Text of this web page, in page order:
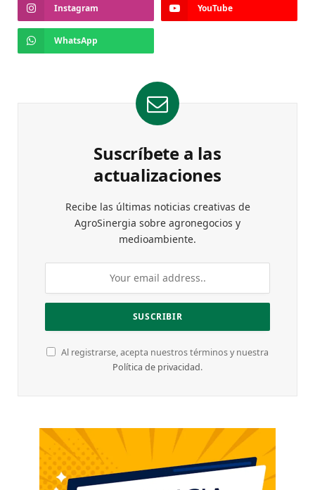
Instagram YouTube
WhatsApp
Suscríbete a las
actualizaciones
Recibe las últimas noticias creativas de
AgroSinergia sobre agronegocios y
medioambiente.
Al registrarse, acepta nuestros términos y nuestra
Política de privacidad.